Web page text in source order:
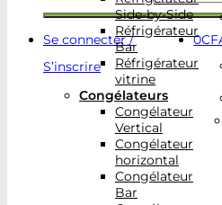
Se connecter /
S’inscrire
0
Side-by-Side
Réfrigérateur
Bar
Réfrigérateur
vitrine
Congélateurs
Congélateur
Vertical
Congélateur
horizontal
Congélateur
Bar